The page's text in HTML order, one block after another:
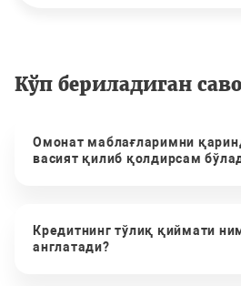
Кўп бериладиган
Омонат маблағларимни
васият қилиб қолдирсам
Кредитнинг тўлиқ қиймати
англатади?